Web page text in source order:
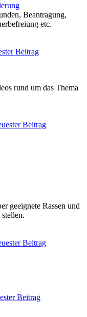
Beantragung,
etc.
Beitrag
rund um das Thema
Beitrag
geeignete Rassen und
Beitrag
Beitrag